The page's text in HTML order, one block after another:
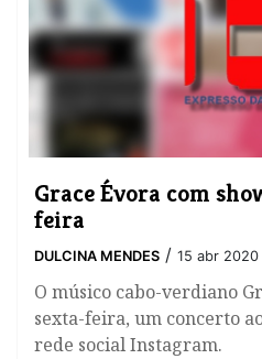
Grace Évora com
feira
DULCINA MENDES / 15 abr 2020
O músico cabo-verdiano
sexta-feira, um concerto
rede social Instagram.